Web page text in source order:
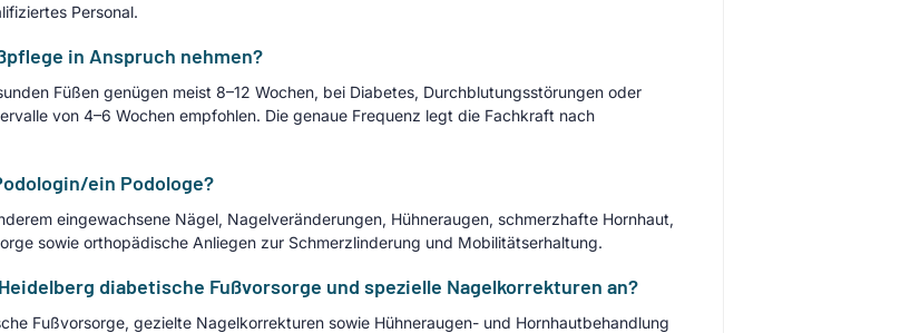
Personal.
in Anspruch nehmen?
Füßen genügen meist 8–12 Wochen, bei Diabetes, Durchblutungsstörungen oder
von 4–6 Wochen empfohlen. Die genaue Frequenz legt die Fachkraft nach
ein Podologe?
eingewachsene Nägel, Nagelveränderungen, Hühneraugen, schmerzhafte Hornhaut,
sowie orthopädische Anliegen zur Schmerzlinderung und Mobilitätserhaltung.
diabetische Fußvorsorge und spezielle Nagelkorrekturen an?
Fußvorsorge, gezielte Nagelkorrekturen sowie Hühneraugen- und Hornhautbehandlung